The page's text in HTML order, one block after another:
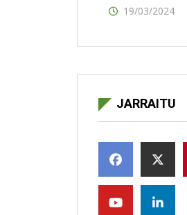
19/03/2024
JARRAITU